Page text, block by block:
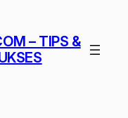
– TIPS &